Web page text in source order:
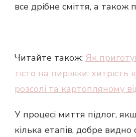
все дрібне сміття, а також
Читайте також: Як
тісто на пиріжки: хитрість
розсолі та картопляному
У процесі миття підлог,
кілька етапів, добре видно